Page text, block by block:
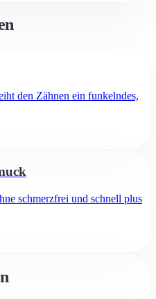
den Zähnen ein funkelndes,
schmerzfrei und schnell plus